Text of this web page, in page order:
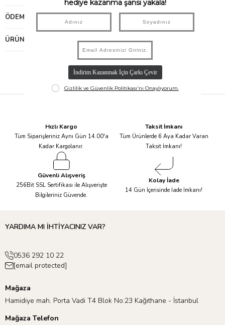
ÖDEME SEÇENEKLERI
ÜRÜN ÖNERILERI
Hızlı Kargo
Tüm Siparişleriniz Aynı Gün 14.00'a
Kadar Kargolanır.
Taksit İmkanı
Tüm Ürünlerde 6 Aya Kadar Varan
Taksit İmkanı!
Güvenli Alışveriş
256Bit SSL Sertifikası ile Alışverişte
Bilgileriniz Güvende.
Kolay İade
14 Gün İçerisinde İade İmkanı!
YARDIMA MI İHTİYACINIZ VAR?
0536 292 10 22
[email protected]
Mağaza
Hamidiye mah. Porta Vadi T4 Blok No:23 Kağıthane - İstanbul
Mağaza Telefon